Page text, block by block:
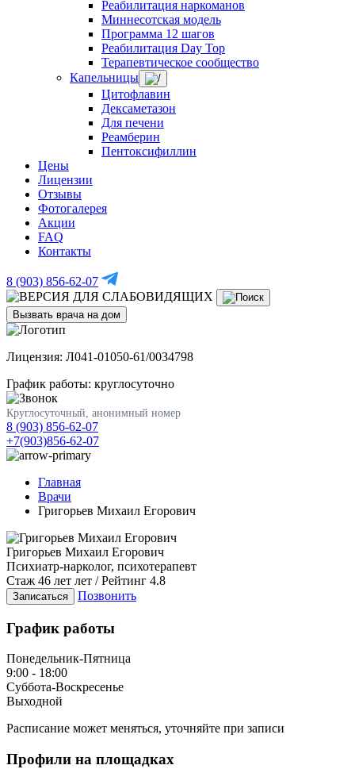
Реабилитация наркоманов
Миннесотская модель
Программа 12 шагов
Реабилитация Day Top
Терапевтическое сообщество
Капельницы
Цитофлавин
Дексаметазон
Для печени
Реамберин
Пентоксифиллин
Цены
Лицензии
Отзывы
Фотогалерея
Акции
FAQ
Контакты
8 (903) 856-62-07
Вызвать врача на дом
Лицензия: Л041-01050-61/0034798
График работы: круглосуточно
Круглосуточный, анонимный номер
8 (903) 856-62-07
+7(903)856-62-07
Главная
Врачи
Григорьев Михаил Егорович
Григорьев Михаил Егорович
Психиатр-нарколог, психотерапевт
Стаж 46 лет лет / Рейтинг 4.8
Записаться Позвонить
График работы
Понедельник-Пятница
9:00 - 18:00
Суббота-Воскресенье
Выходной
Расписание может меняться, уточняйте при записи
Профили на площадках